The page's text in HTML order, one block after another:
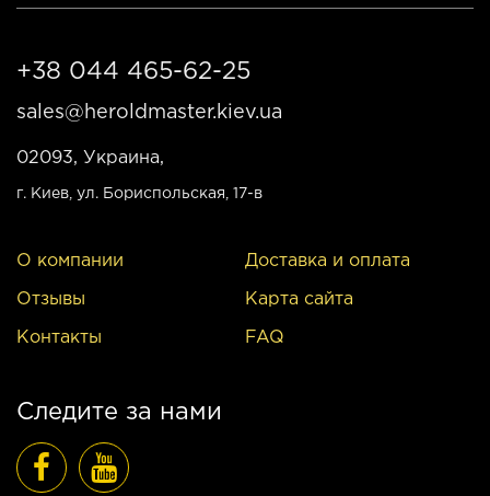
+38 044 465-62-25
sales@heroldmaster.kiev.ua
02093, Украина,
г. Киев , ул. Бориспольская, 17-в
О компании
Отзывы
Контакты
Доставка и оплата
Карта сайта
FAQ
Следите за нами